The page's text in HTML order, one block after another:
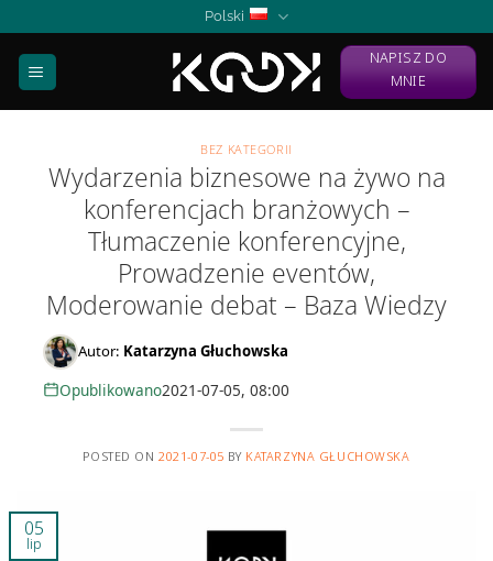
content
Polski
NAPISZ DO
MNIE
BEZ KATEGORII
Wydarzenia biznesowe na żywo na
konferencjach branżowych –
Tłumaczenie konferencyjne,
Prowadzenie eventów,
Moderowanie debat – Baza Wiedzy
Autor: Katarzyna Głuchowska
Opublikowano2021-07-05, 08:00
POSTED ON2021-07-05 BY KATARZYNA GŁUCHOWSKA
05
lip